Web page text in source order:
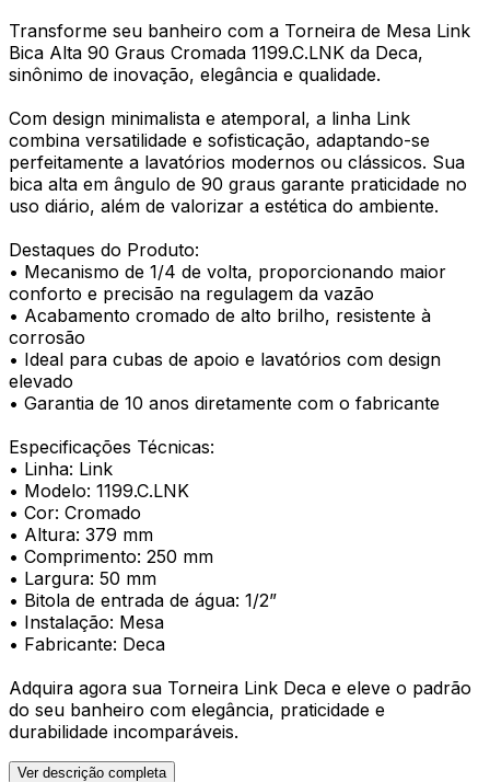
Transforme seu banheiro com a Torneira de Mesa Link
Bica Alta 90 Graus Cromada 1199.C.LNK da Deca,
sinônimo de inovação, elegância e qualidade.
Com design minimalista e atemporal, a linha Link
combina versatilidade e sofisticação, adaptando-se
perfeitamente a lavatórios modernos ou clássicos. Sua
bica alta em ângulo de 90 graus garante praticidade no
uso diário, além de valorizar a estética do ambiente.
Destaques do Produto:
• Mecanismo de 1/4 de volta, proporcionando maior
conforto e precisão na regulagem da vazão
• Acabamento cromado de alto brilho, resistente à
corrosão
• Ideal para cubas de apoio e lavatórios com design
elevado
• Garantia de 10 anos diretamente com o fabricante
Especificações Técnicas:
• Linha: Link
• Modelo: 1199.C.LNK
• Cor: Cromado
• Altura: 379 mm
• Comprimento: 250 mm
• Largura: 50 mm
• Bitola de entrada de água: 1/2”
• Instalação: Mesa
• Fabricante: Deca
Adquira agora sua Torneira Link Deca e eleve o padrão
do seu banheiro com elegância, praticidade e
durabilidade incomparáveis.
Ver descrição completa